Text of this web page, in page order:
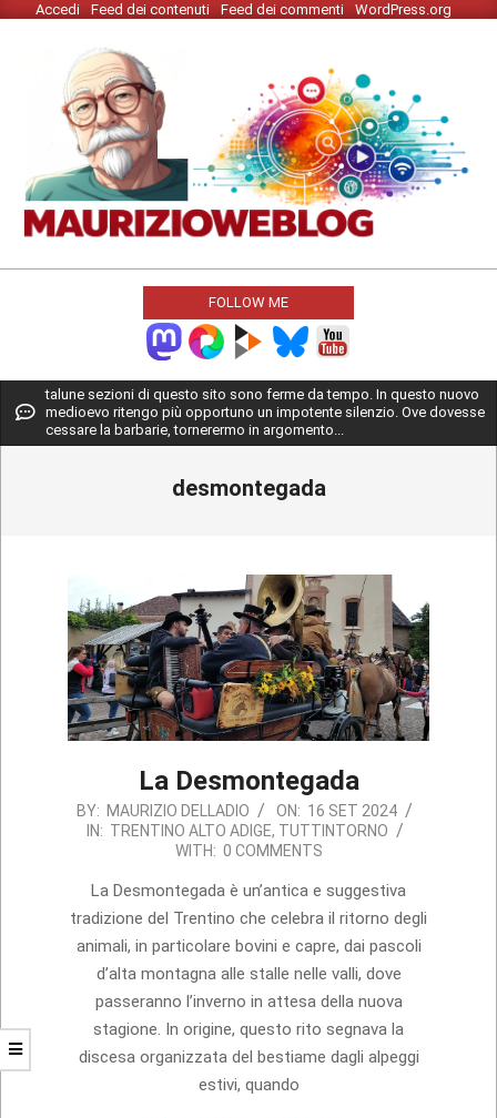
Skip Accedi Feed dei contenuti Feed dei commenti WordPress.org
MAURIZIO
WEBLOG
FOLLOW ME
Primary
Navigation
Menu
talune sezioni di questo sito sono ferme da tempo. In questo nuovo
medioevo ritengo più opportuno un impotente silenzio. Ove dovesse
cessare la barbarie, tornerermo in argomento...
desmontegada
La Desmontegada
2024-
09-
BY: MAURIZIO DELLADIO ON: 16 SET 2024
IN: TRENTINO ALTO ADIGE, TUTTINTORNO
WITH: 0 COMMENTS
La Desmontegada è un’antica e suggestiva
tradizione del Trentino che celebra il ritorno degli
animali, in particolare bovini e capre, dai pascoli
d’alta montagna alle stalle nelle valli, dove
passeranno l’inverno in attesa della nuova
stagione. In origine, questo rito segnava la
discesa organizzata del bestiame dagli alpeggi
estivi, quando